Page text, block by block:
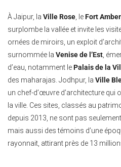
À Jaipur, la Ville Rose , leFort Amber
surplombe la vallée et invite les
ornées de miroirs, un exploit
surnommée la Venise de l’Est ,
d’eau, notamment lePalais de la
des maharajas. Jodhpur, la Ville
un chef-d’œuvre d’architecture qui
la ville. Ces sites, classés au
depuis 2013, ne sont pas
mais aussi des témoins d’une
rayonnait, attirant près de 13